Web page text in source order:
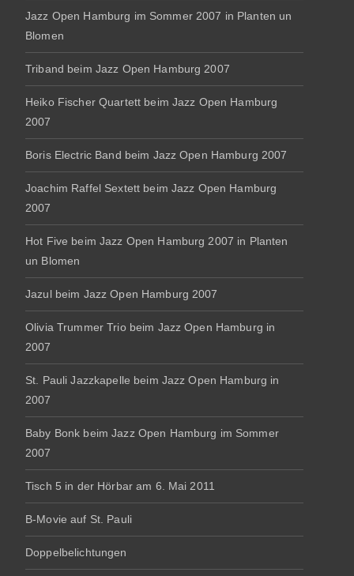
Jazz Open Hamburg im Sommer 2007 in Planten un
Blomen
Triband beim Jazz Open Hamburg 2007
Heiko Fischer Quartett beim Jazz Open Hamburg
2007
Boris Electric Band beim Jazz Open Hamburg 2007
Joachim Raffel Sextett beim Jazz Open Hamburg
2007
Hot Five beim Jazz Open Hamburg 2007 in Planten
un Blomen
Jazul beim Jazz Open Hamburg 2007
Olivia Trummer Trio beim Jazz Open Hamburg in
2007
St. Pauli Jazzkapelle beim Jazz Open Hamburg in
2007
Baby Bonk beim Jazz Open Hamburg im Sommer
2007
Tisch 5 in der Hörbar am 6. Mai 2011
B-Movie auf St. Pauli
Doppelbelichtungen